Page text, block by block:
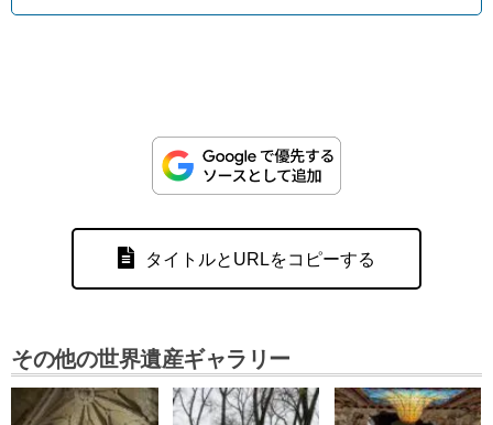
タイトルとURLをコピーする
その他の世界遺産ギャラリー